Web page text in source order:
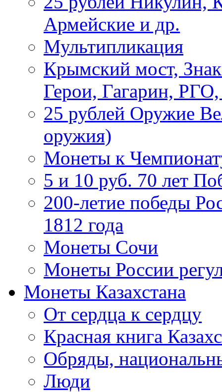
Армейские и др.
Мультипликация
Крымский мост,
Герои, Гагарин,
25 рублей Оружие
оружия)
Монеты к
5 и 10 руб. 70 лет
200-летие победы
1812 года
Монеты Сочи
Монеты России
Монеты Казахстана
От сердца к сердцу
Красная книга
Обряды,
Люди